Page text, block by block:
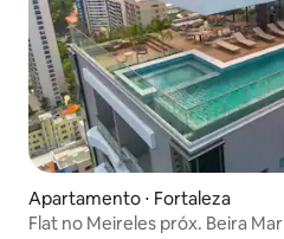
Apartamento ⋅ Fortaleza
Flat no Meireles próx. Beira Mar